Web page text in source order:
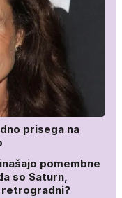
prisega na
pomembne
so Saturn,
retrogradni?